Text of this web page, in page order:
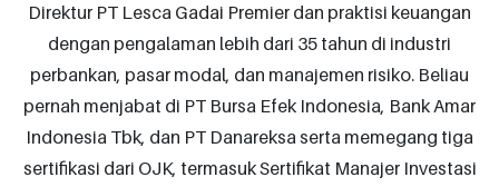
Direktur PT Lesca Gadai Premier dan praktisi keuangan
dengan pengalaman lebih dari 35 tahun di industri
perbankan, pasar modal, dan manajemen risiko. Beliau
pernah menjabat di PT Bursa Efek Indonesia, Bank Amar
Indonesia Tbk, dan PT Danareksa serta memegang tiga
sertifikasi dari OJK, termasuk Sertifikat Manajer Investasi